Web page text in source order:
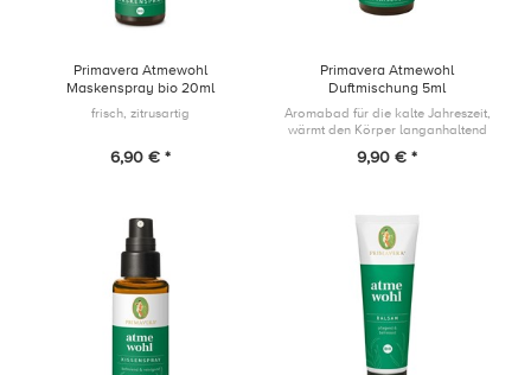
Primavera Atmewohl
Maskenspray bio 20ml
frisch, zitrusartig
6,90 € *
Primavera Atmewohl
Duftmischung 5ml
Aromabad für die kalte Jahreszeit,
wärmt den Körper langanhaltend
9,90 € *